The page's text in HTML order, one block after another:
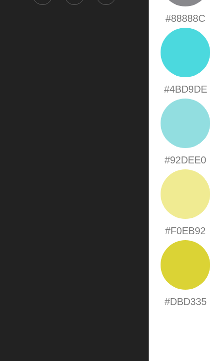
#88888C
#4BD9DE
#92DEE0
#F0EB92
#DBD335